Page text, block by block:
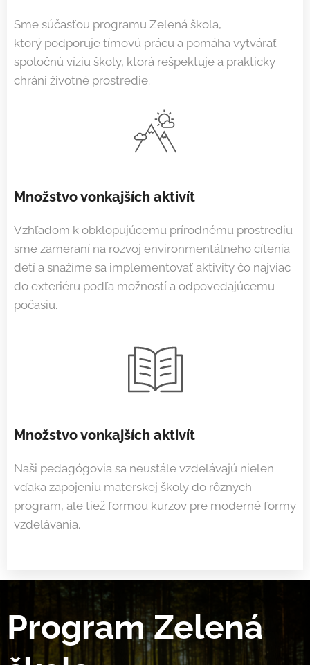
Sme súčasťou programu Zelená škola,
ktorý podporuje tímovú prácu a pomáha vytvárať
spoločnú víziu školy, ktorá rešpektuje a prakticky
chráni životné prostredie.
Množstvo vonkajších aktivít
Vzhľadom k obklopujúcemu prírodnému prostrediu
sme zameraní na rozvoj environmentálneho cítenia
detí a snažíme sa implementovať aktivity čo najviac
do exteriéru podľa možností a odpovedajúcemu
počasiu.
Množstvo vonkajších aktivít
Naši pedagógovia sa neustále vzdelávajú nielen
vďaka zapojeniu materskej školy do rôznych
program, ale tiež formou kurzov pre moderné formy
vzdelávania.
Program Zelená